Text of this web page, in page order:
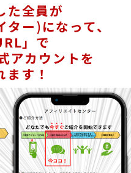
た全員が
ー)になって、
」で
アカウントを
す！